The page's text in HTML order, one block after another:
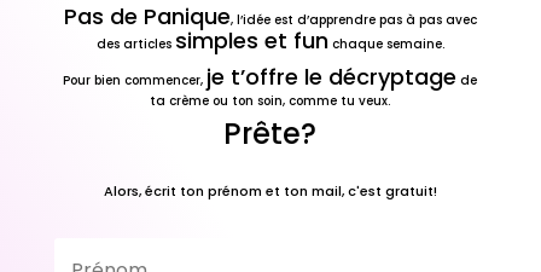
Pas de Panique, l’idée est d’apprendre pas à pas avec
des articles simples et funchaque semaine.
Pour bien commencer, je t’offre le décryptage de
ta crème ou ton soin, comme tu veux.
Prête?
Alors, écrit ton prénom et ton mail, c'est gratuit!